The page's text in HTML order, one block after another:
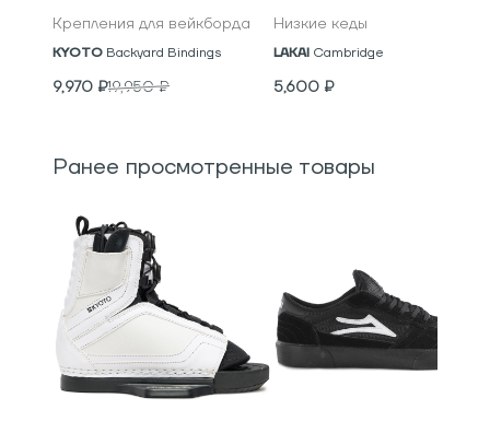
Крепления для вейкборда
KYOTO Backyard Bindings
9,970 ₽19,950₽
Низкие кеды
LAKAI Cambridge
5,600 ₽
Ранее просмотренные товары